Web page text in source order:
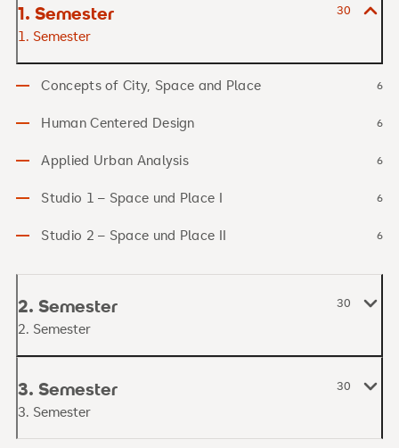
1. Semester
1. Semester
30
Concepts of City, Space and Place 6
Human Centered Design 6
Applied Urban Analysis 6
Studio 1 – Space und Place I 6
Studio 2 – Space und Place II 6
2. Semester
2. Semester
30
3. Semester
3. Semester
30